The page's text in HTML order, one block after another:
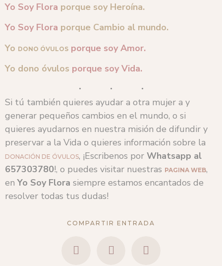
Yo Soy Flora porque soy Heroína.
Yo Soy Flora porque Cambio al mundo.
Yo DONO ÓVULOS porque soy Amor.
Yo dono óvulos porque soy Vida.
Si tú también quieres ayudar a otra mujer a y
generar pequeños cambios en el mundo, o si
quieres ayudarnos en nuestra misión de difundir y
preservar a la Vida o quieres información sobre la
DONACIÓN DE ÓVULOS, ¡Escribenos por Whatsapp al
657303780!, o puedes visitar nuestras PAGINA WEB,
enYo Soy Flora siempre estamos encantados de
resolver todas tus dudas!
COMPARTIR ENTRADA